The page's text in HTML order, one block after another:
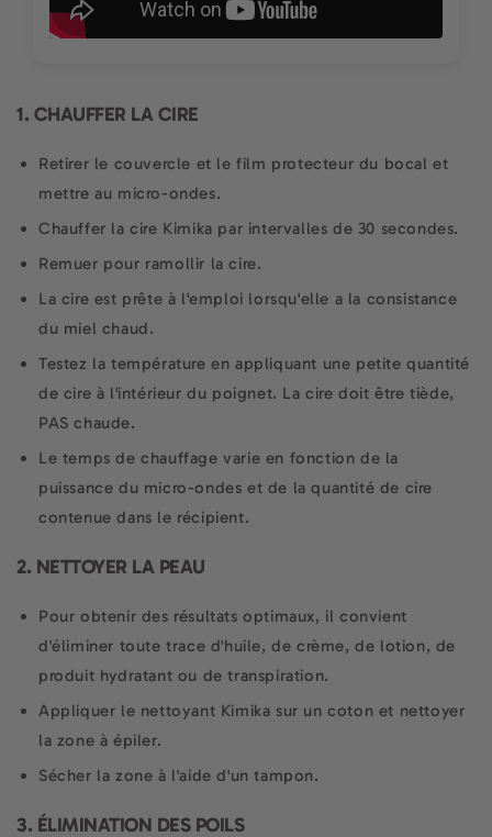
1. CHAUFFER LA CIRE
Retirer le couvercle et le film protecteur du bocal et
mettre au micro-ondes.
Chauffer la cire Kimika par intervalles de 30 secondes.
Remuer pour ramollir la cire.
La cire est prête à l'emploi lorsqu'elle a la consistance
du miel chaud.
Testez la température en appliquant une petite quantité
de cire à l'intérieur du poignet. La cire doit être tiède,
PAS chaude.
Le temps de chauffage varie en fonction de la
puissance du micro-ondes et de la quantité de cire
contenue dans le récipient.
2. NETTOYER LA PEAU
Pour obtenir des résultats optimaux, il convient
d'éliminer toute trace d'huile, de crème, de lotion, de
produit hydratant ou de transpiration.
Appliquer le nettoyant Kimika sur un coton et nettoyer
la zone à épiler.
Sécher la zone à l'aide d'un tampon.
3. ÉLIMINATION DES POILS